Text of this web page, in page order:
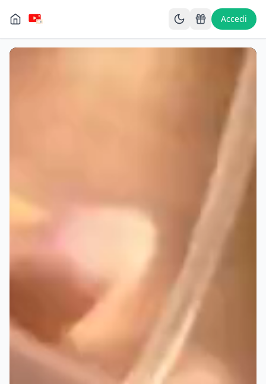
Accedi